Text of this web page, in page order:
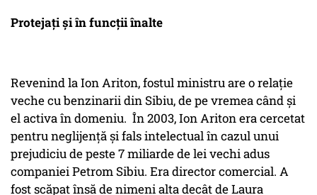
Protejați și în funcții înalte
Revenind la Ion Ariton, fostul ministru are o relaţie
veche cu benzinarii din Sibiu, de pe vremea când şi
el activa în domeniu. În 2003, Ion Ariton era cercetat
pentru neglijenţă şi fals intelectual în cazul unui
prejudiciu de peste 7 miliarde de lei vechi adus
companiei Petrom Sibiu. Era director comercial. A
fost scăpat însă de nimeni alta decât de Laura